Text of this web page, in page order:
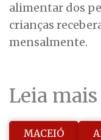
alimentar dos
crianças
mensalmente.
Leia
MACEIÓ